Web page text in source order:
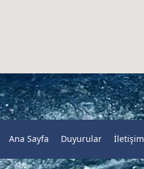
Ana Sayfa Duyurular İletişim